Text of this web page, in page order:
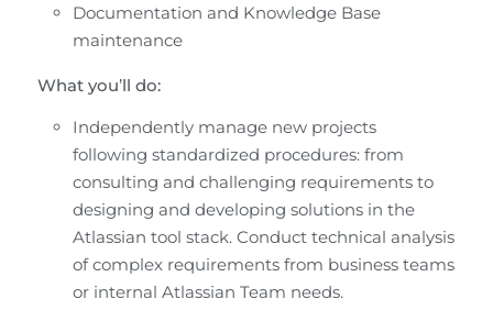
Documentation and Knowledge Base
maintenance
What you’ll do:
Independently manage new projects
following standardized procedures: from
consulting and challenging requirements to
designing and developing solutions in the
Atlassian tool stack. Conduct technical analysis
of complex requirements from business teams
or internal Atlassian Team needs.